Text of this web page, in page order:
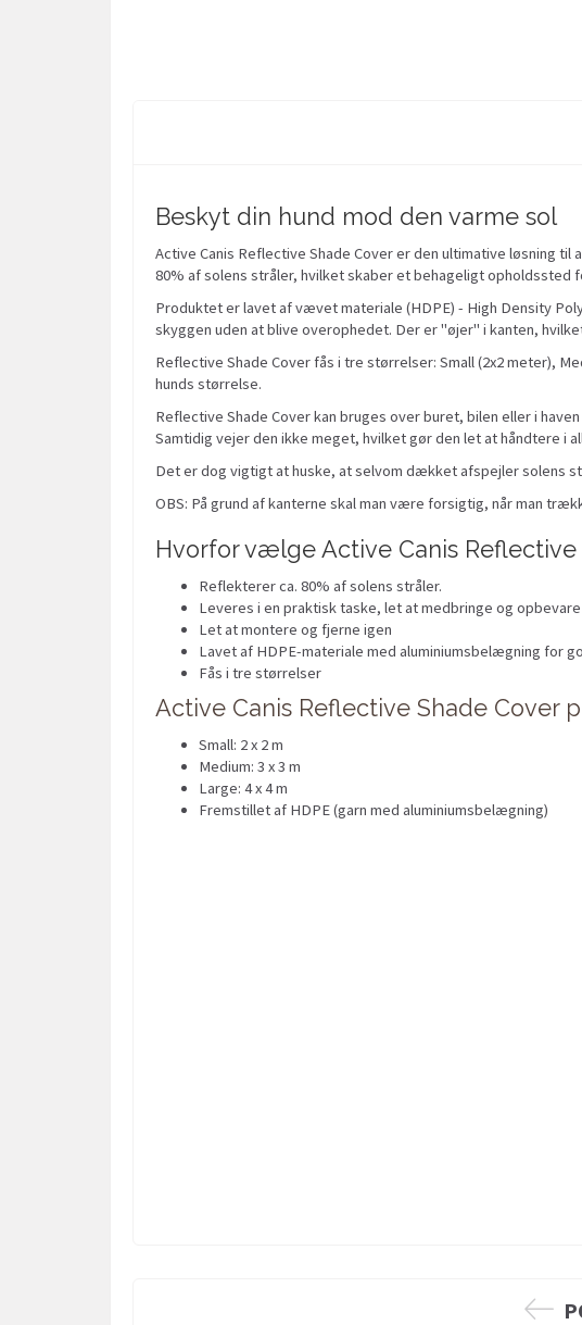
Beskyt din hund mod den varme sol
Active Canis Reflective Shade Cover er den ultimative løsning
80% af solens stråler, hvilket skaber et behageligt opholdssted
Produktet er lavet af vævet materiale (HDPE) - High Density
skyggen uden at blive overophedet. Der er "øjer" i kanten,
Reflective Shade Cover fås i tre størrelser: Small (2x2 meter),
hunds størrelse.
Reflective Shade Cover kan bruges over buret, bilen eller i
Samtidig vejer den ikke meget, hvilket gør den let at håndtere i
Det er dog vigtigt at huske, at selvom dækket afspejler solens
OBS: På grund af kanterne skal man være forsigtig, når man
Hvorfor vælge Active Canis Reflective
Reflekterer ca. 80% af solens stråler.
Leveres i en praktisk taske, let at medbringe og opbevare
Let at montere og fjerne igen
Lavet af HDPE-materiale med aluminiumsbelægning for
Fås i tre størrelser
Active Canis Reflective Shade Cover
Small: 2 x 2 m
Medium: 3 x 3 m
Large: 4 x 4 m
Fremstillet af HDPE (garn med aluminiumsbelægning)